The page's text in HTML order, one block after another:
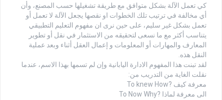
كي تعمل الآلة بشكل متوافق مع طريقة تشغيلها حسب المصنع، وأن
أي مخالفة في ترتيب تلك الخطوات او نقصها يجعل الآلة لا تعمل أو
تعمل بشكل غير سليم، على حين نرى ان مفهوم التعليم التطبيقي
يتناسب أكثر مع ما نسعى لتحقيقه من الاستثمار في نقل أو تطوير
المعارف والمهارات أو المعلومات و إعمال العقل أثناء وبعد عملية
النقل هذه.
لقد تبنت هذا المفهوم الادارة اليابانية وإن لم تسمها بهذا الاسم، عندما
نقلت الغاية من التدريب من:
معرفة كيف ?To knew How
الى معرفة لماذا ?To Now Why